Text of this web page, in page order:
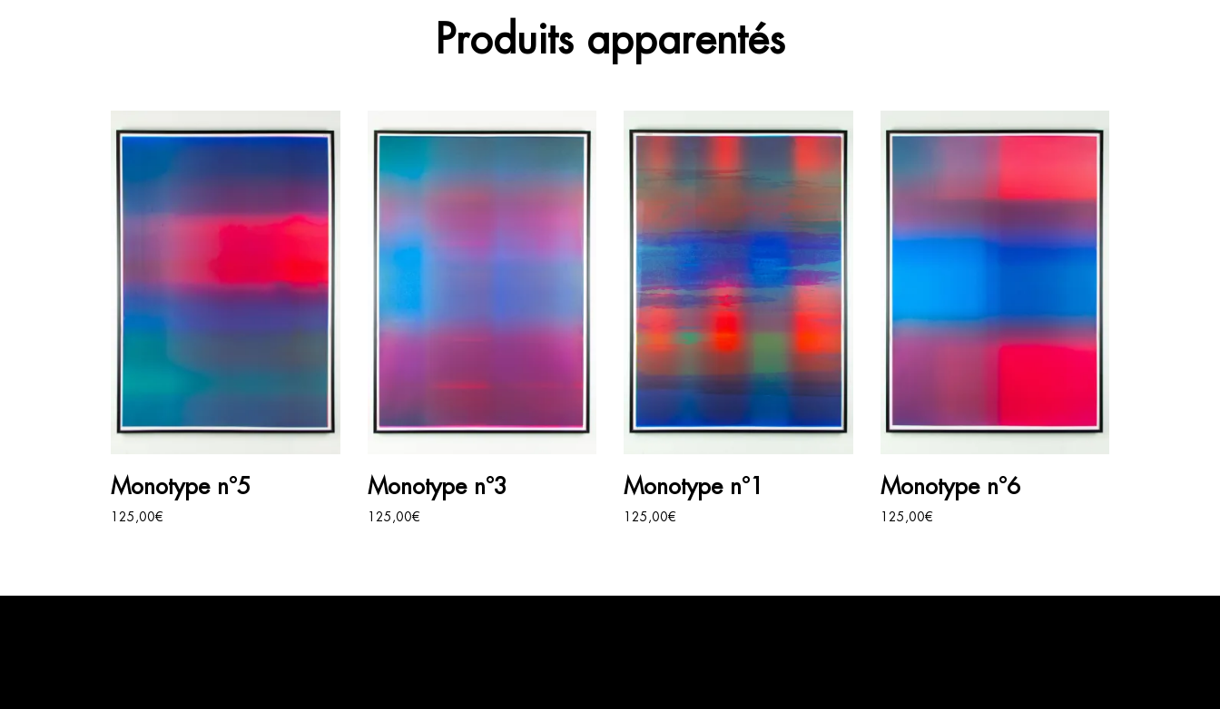
Produits apparentés
Monotype n°5
125,00€
Monotype n°3
125,00€
Monotype n°1
125,00€
Monotype n°6
125,00€